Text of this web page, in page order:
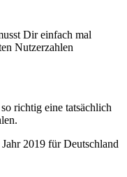
Dir einfach mal
Nutzerzahlen
richtig eine tatsächlich
2019 für Deutschland